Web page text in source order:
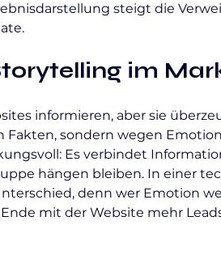
steigt die
im
informieren, aber sie
sondern wegen
Es verbindet
hängen bleiben. In einer
denn wer Emotion
mit der Website mehr